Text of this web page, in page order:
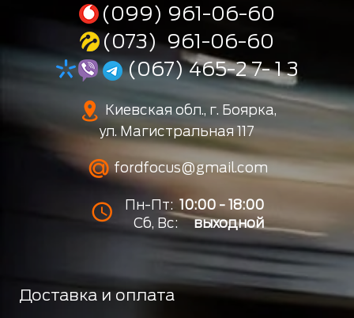
(099) 961-06-60
(073) 961-06-60
(067) 465-2 7- 1 3
Киевская обл., г. Боярка,
ул. Магистральная 117
fordfocus@gmail.com
Пн-Пт: 10:00 - 18:00
Сб, Вс:
выходной
Доставка и оплата